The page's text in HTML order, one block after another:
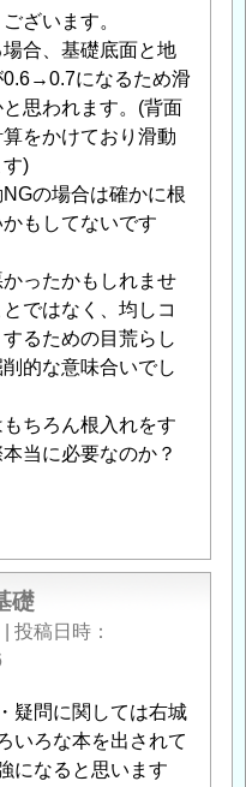
ざいます。
合、基礎底面と地
0.6→0.7になるため滑
思われます。(背面
をかけており滑動
)
の場合は確かに根
もしてないです
ったかもしれませ
ではなく、均しコ
るための目荒らし
的な意味合いでし
ちろん根入れをす
当に必要なのか？
礎
投稿日時
疑問に関しては右城
いろな本を出されて
になると思います